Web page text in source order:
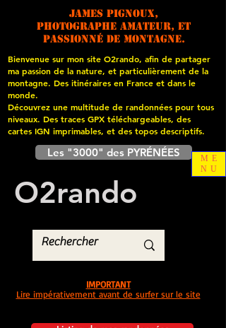
James PIGNOUX,
photographe amateur, et
passionné de montagne.
Bienvenue sur mon site O2rando, afin de partager
ma passion de la nature, et particulièrement de la
montagne. Des itinéraires en France et dans le
monde.
Découvrez une multitude de randonnées pour tous
niveaux. Des traces GPX téléchargeables, des
cartes IGN imprimables, et des topos descriptifs.
Les "3000" des PYRÉNÉES
O2rando
IMPORTANT
Lire impérativement avant de surfer sur le site
ME
NU